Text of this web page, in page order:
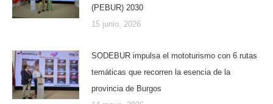
(PEBUR) 2030
15 junio, 2026
SODEBUR impulsa el mototurismo con 6 rutas
temáticas que recorren la esencia de la
provincia de Burgos